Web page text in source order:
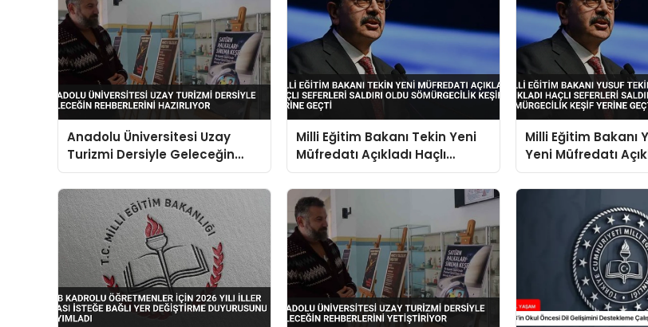
Anadolu Üniversitesi Uzay
Turizmi Dersiyle Geleceğin
Rehberlerini Hazırlıyor
Milli Eğitim Bakanı Tekin Yeni
Müfredatı Açıkladı Haçlı
Seferleri Saldırı Oldu
Sömürgecilik Keşif Yerine
Geçti
Milli Eğitim Bakanı
Yeni Müfredatı
Seferleri Saldırı
Sömürgecilik Keşif